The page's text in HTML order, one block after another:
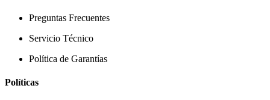
Preguntas Frecuentes
Servicio Técnico
Política de Garantías
Políticas